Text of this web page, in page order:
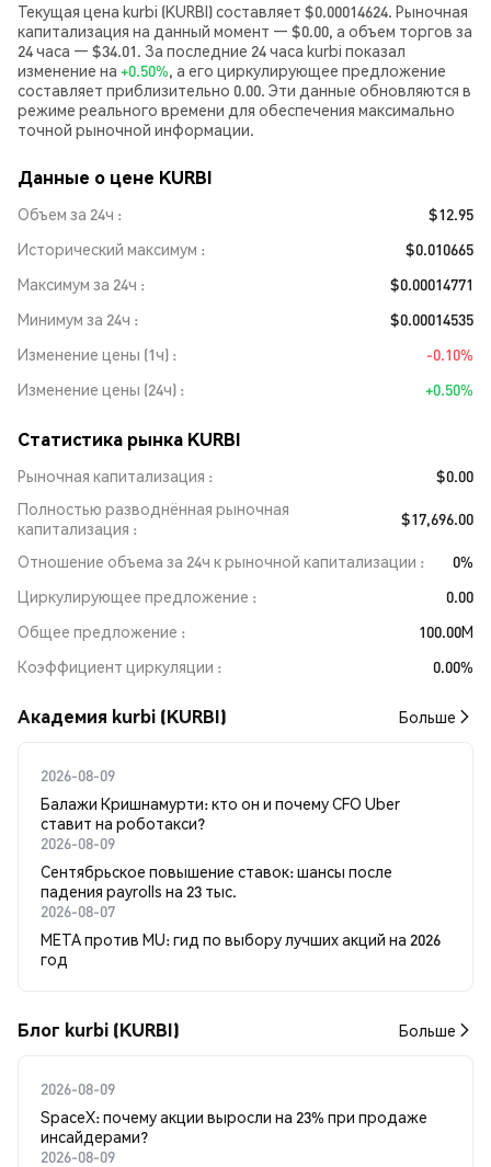
Текущая цена kurbi (KURBI) составляет $0.00014624. Рыночная
капитализация на данный момент — $0.00, а объем торгов за
24 часа — $34.01. За последние 24 часа kurbi показал
изменение на +0.50%, а его циркулирующее предложение
составляет приблизительно 0.00. Эти данные обновляются в
режиме реального времени для обеспечения максимально
точной рыночной информации.
Данные о цене KURBI
Объем за 24ч
$12.95
Исторический максимум
$0.010665
Максимум за 24ч
$0.00014771
Минимум за 24ч
$0.00014535
Изменение цены (1ч)
-0.10%
Изменение цены (24ч)
+0.50%
Статистика рынка KURBI
Рыночная капитализация
$0.00
Полностью разводнённая рыночная
капитализация
$17,696.00
Отношение объема за 24ч к рыночной капитализации
0%
Циркулирующее предложение
0.00
Общее предложение
100.00M
Коэффициент циркуляции
0.00%
Академия kurbi (KURBI) Больше
2026-08-09
Балажи Кришнамурти: кто он и почему CFO Uber
ставит на роботакси?
2026-08-09
Сентябрьское повышение ставок: шансы после
падения payrolls на 23 тыс.
2026-08-07
META против MU: гид по выбору лучших акций на 2026
год
Блог kurbi (KURBI) Больше
2026-08-09
SpaceX: почему акции выросли на 23% при продаже
инсайдерами?
2026-08-09